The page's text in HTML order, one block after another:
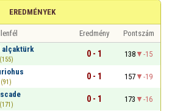
EREDMÉNYEK
Eredmény
Pontszám
alçaktürk
(155)
0 - 1 138
-15
(91)
0 - 1 157
-19
(171)
0 - 1 173
-16